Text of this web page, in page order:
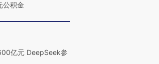
公积金
亿元 DeepSeek参